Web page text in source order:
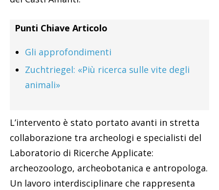
Punti Chiave Articolo
Gli approfondimenti
Zuchtriegel: «Più ricerca sulle vite degli
animali»
L’intervento è stato portato avanti in stretta
collaborazione tra archeologi e specialisti del
Laboratorio di Ricerche Applicate:
archeozoologo, archeobotanica e antropologa.
Un lavoro interdisciplinare che rappresenta